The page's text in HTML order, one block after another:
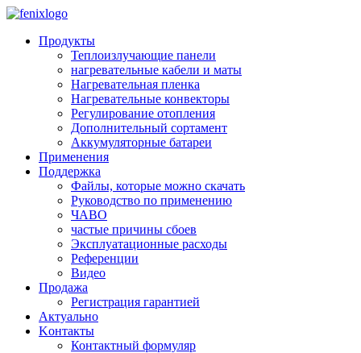
Skip to main content
Продукты
Теплоизлучающие панели
нагревательные кабели и маты
Нагревательная пленка
Нагревательные конвекторы
Регулирование отопления
Дополнительный сортамент
Аккумуляторные батареи
Применения
Поддержкa
Файлы, которые можно скачать
Руководство по применению
ЧАВО
частые причины сбоев
Эксплуатационные расходы
Pеференции
Видео
Продажа
Регистрация гарантией
Aктуально
Kонтакты
Контактный формуляр